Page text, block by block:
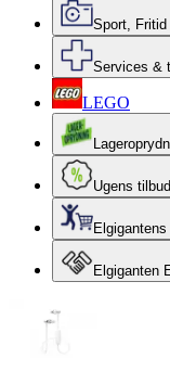
Sport,
Services &
LEGO
Ugens
Elgiganten